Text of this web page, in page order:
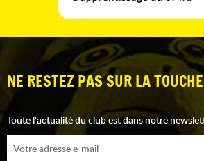
NE RESTEZ PAS SUR LA TOUCHE
Toute l'actualité du club est dans notre